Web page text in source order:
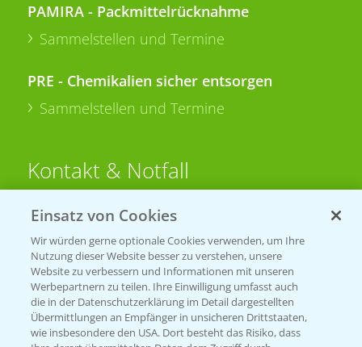
PAMIRA - Packmittelrücknahme
Sammelstellen und Termine
PRE - Chemikalien sicher entsorgen
Sammelstellen und Termine
Kontakt & Notfall
Beratung auf WhatsApp
T.+49 (0)174 346 564 1
KONTAKT
Hilfe in Notfällen
Einsatz von Cookies
Wir würden gerne optionale Cookies verwenden, um Ihre
Nutzung dieser Website besser zu verstehen, unsere
Website zu verbessern und Informationen mit unseren
Werbepartnern zu teilen. Ihre Einwilligung umfasst auch
die in der Datenschutzerklärung im Detail dargestellten
Übermittlungen an Empfänger in unsicheren Drittstaaten,
wie insbesondere den USA. Dort besteht das Risiko, dass